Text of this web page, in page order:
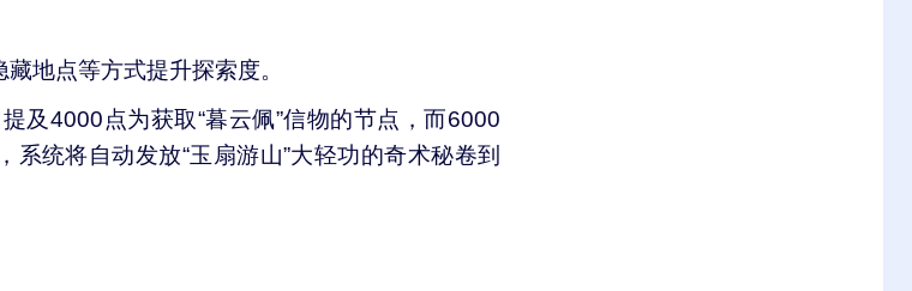
地点等方式提升探索度。
及4000点为获取“暮云佩”信物的节点，而6000
统将自动发放“玉扇游山”大轻功的奇术秘卷到